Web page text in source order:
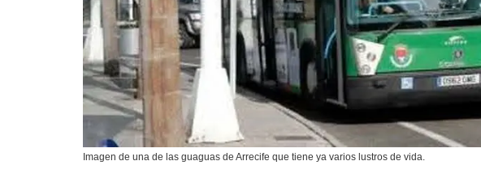
Imagen de una de las guaguas de Arrecife que tiene ya varios lustros de vida.